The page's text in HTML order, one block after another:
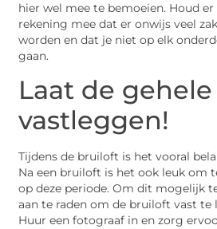
hier wel mee te bemoeien. Houd
rekening mee dat er onwijs veel
worden en dat je niet op elk
gaan.
Laat de
vastleggen!
Tijdens de bruiloft is het vooral
Na een bruiloft is het ook leuk om
op deze periode. Om dit mogelijk
aan te raden om de bruiloft vast te
Huur een fotograaf in en zorg